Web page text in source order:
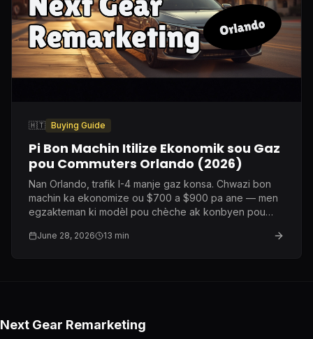
🇭🇹 Buying Guide
Pi Bon Machin Itilize Ekonomik sou Gaz
pou Commuters Orlando (2026)
Nan Orlando, trafik I-4 manje gaz konsa. Chwazi bon
machin ka ekonomize ou $700 a $900 pa ane — men
egzakteman ki modèl pou chèche ak konbyen pou
June 28, 2026 13 min
Next Gear Remarketing